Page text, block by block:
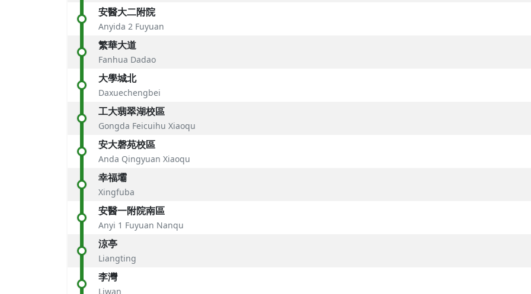
安醫大二附院
Anyida 2 Fuyuan
繁華大道
Fanhua Dadao
大學城北
Daxuechengbei
工大翡翠湖校區
Gongda Feicuihu Xiaoqu
安大磬苑校區
Anda Qingyuan Xiaoqu
幸福壩
Xingfuba
安醫一附院南區
Anyi 1 Fuyuan Nanqu
涼亭
Liangting
李灣
Liwan